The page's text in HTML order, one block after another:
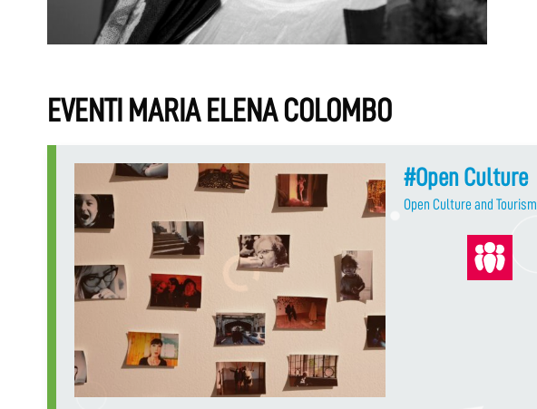
EVENTI MARIA ELENA COLOMBO
#Open Culture
Open Culture and Tourism